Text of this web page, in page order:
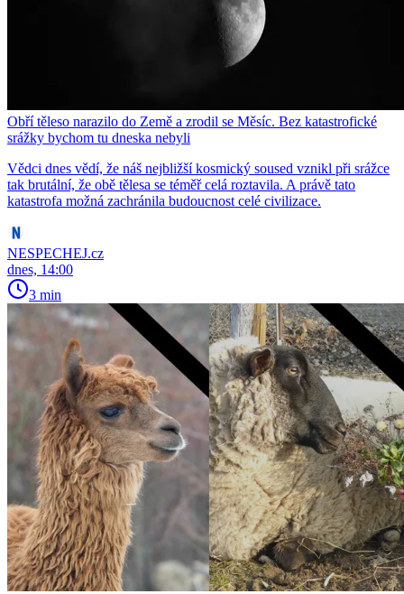
Obří těleso narazilo do Země a zrodil se Měsíc. Bez katastrofické
srážky bychom tu dneska nebyli
Vědci dnes vědí, že náš nejbližší kosmický soused vznikl při srážce
tak brutální, že obě tělesa se téměř celá roztavila. A právě tato
katastrofa možná zachránila budoucnost celé civilizace.
NESPECHEJ.cz
dnes, 14:00
3 min